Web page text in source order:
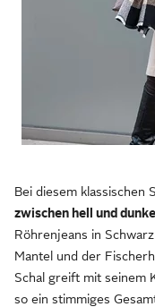
Bei diesem klassischen
zwischen hell und
Röhrenjeans in
Mantel und der
Schal greift mit seinem
so ein stimmiges